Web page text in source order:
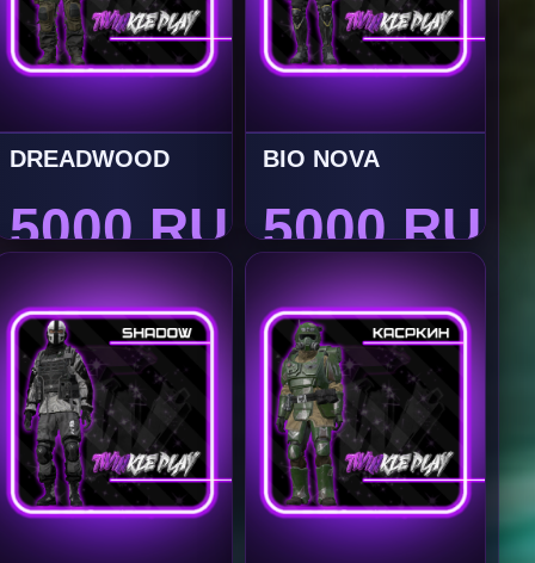
DREADWOOD
5000 RUB
BIO NOVA
5000 RUB